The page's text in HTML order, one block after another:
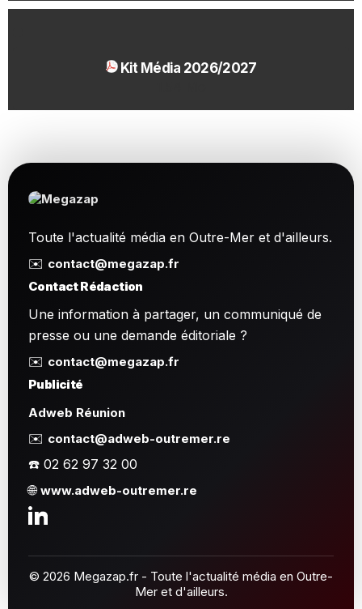
Kit Média 2026/2027
Toute l'actualité média en Outre-Mer et d'ailleurs.
✉️ contact@megazap.fr
Contact Rédaction
Une information à partager, un communiqué de
presse ou une demande éditoriale ?
✉️ contact@megazap.fr
Publicité
Adweb Réunion
✉️ contact@adweb-outremer.re
☎️ 02 62 97 32 00
🌐www.adweb-outremer.re
© 2026 Megazap.fr - Toute l'actualité média en Outre-
Mer et d'ailleurs.